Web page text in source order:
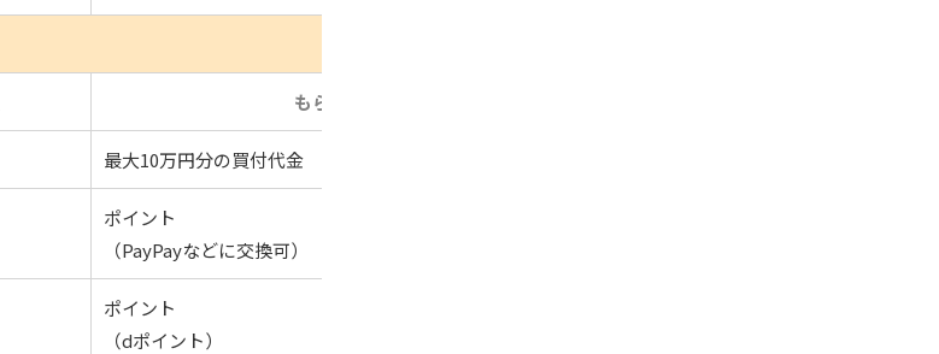
もらえるもの
最大10万円分の買付代金
ポイント
（PayPayなどに交換可）
ポイント
（dポイント）